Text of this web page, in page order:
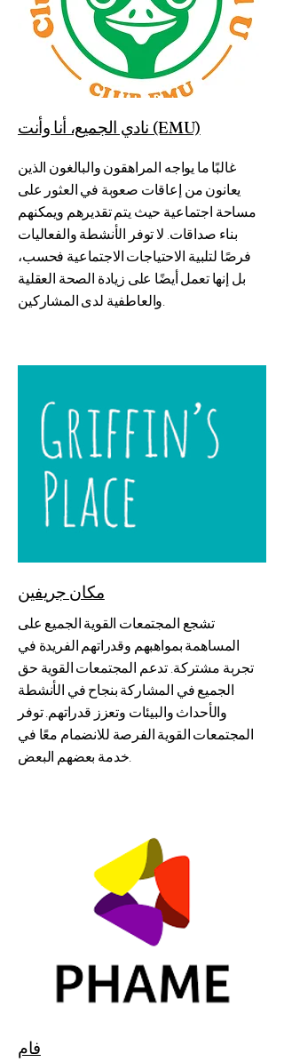
نادي الجميع، أنا وأنت (EMU)
غالبًا ما يواجه المراهقون والبالغون الذين
يعانون من إعاقات صعوبة في العثور على
مساحة اجتماعية حيث يتم تقديرهم ويمكنهم
بناء صداقات. لا توفر الأنشطة والفعاليات
فرصًا لتلبية الاحتياجات الاجتماعية فحسب،
بل إنها تعمل أيضًا على زيادة الصحة العقلية
والعاطفية لدى المشاركين.
مكان جريفين
تشجع المجتمعات القوية الجميع على
المساهمة بمواهبهم وقدراتهم الفريدة في
تجربة مشتركة. تدعم المجتمعات القوية حق
الجميع في المشاركة بنجاح في الأنشطة
والأحداث والبيئات وتعزز قدراتهم. توفر
المجتمعات القوية الفرصة للانضمام معًا في
خدمة بعضهم البعض.
فام